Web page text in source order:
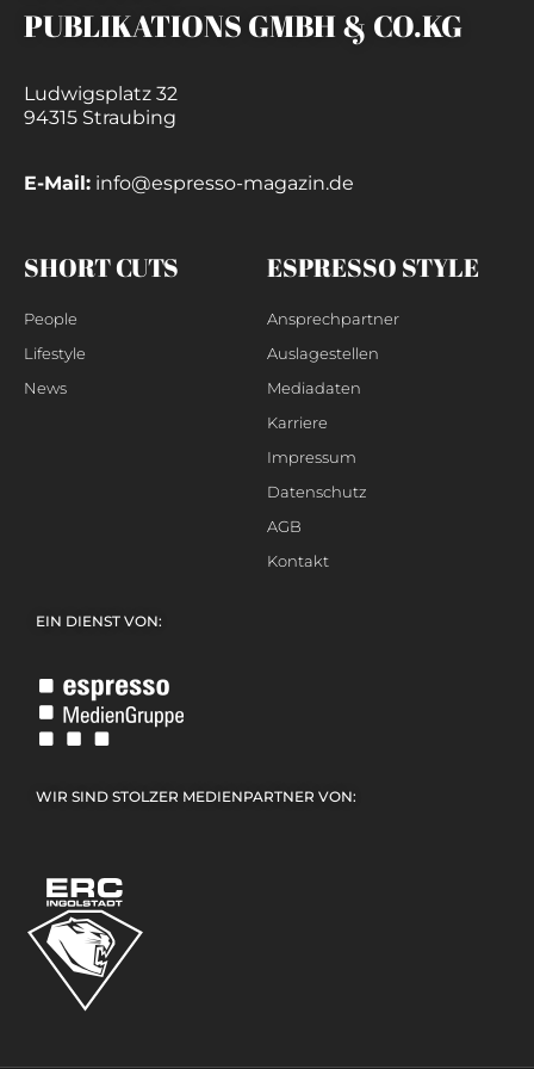
PUBLIKATIONS GMBH & CO.KG
Ludwigsplatz 32
94315 Straubing
E-Mail: info@espresso-magazin.de
SHORT CUTS
People
Lifestyle
News
ESPRESSO STYLE
Ansprechpartner
Auslagestellen
Mediadaten
Karriere
Impressum
Datenschutz
AGB
Kontakt
EIN DIENST VON:
WIR SIND STOLZER MEDIENPARTNER VON: